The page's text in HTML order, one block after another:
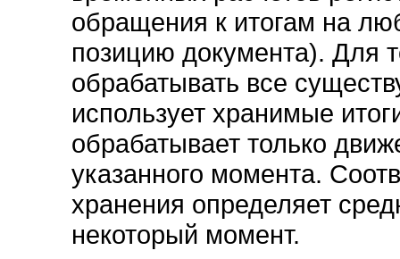
обращения к итогам на
позицию документа). Для
обрабатывать все
использует хранимые
обрабатывает только
указанного момента.
хранения определяет
некоторый момент.